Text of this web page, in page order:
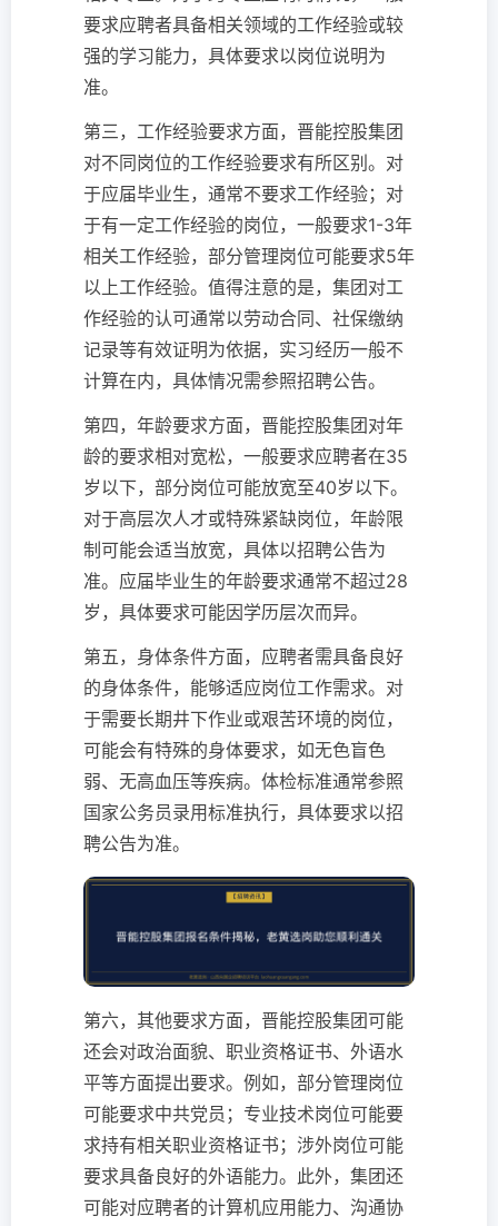
要求应聘者具备相关领域的工作经验或较
强的学习能力，具体要求以岗位说明为
准。
第三，工作经验要求方面，晋能控股集团
对不同岗位的工作经验要求有所区别。对
于应届毕业生，通常不要求工作经验；对
于有一定工作经验的岗位，一般要求1-3年
相关工作经验，部分管理岗位可能要求5年
以上工作经验。值得注意的是，集团对工
作经验的认可通常以劳动合同、社保缴纳
记录等有效证明为依据，实习经历一般不
计算在内，具体情况需参照招聘公告。
第四，年龄要求方面，晋能控股集团对年
龄的要求相对宽松，一般要求应聘者在35
岁以下，部分岗位可能放宽至40岁以下。
对于高层次人才或特殊紧缺岗位，年龄限
制可能会适当放宽，具体以招聘公告为
准。应届毕业生的年龄要求通常不超过28
岁，具体要求可能因学历层次而异。
第五，身体条件方面，应聘者需具备良好
的身体条件，能够适应岗位工作需求。对
于需要长期井下作业或艰苦环境的岗位，
可能会有特殊的身体要求，如无色盲色
弱、无高血压等疾病。体检标准通常参照
国家公务员录用标准执行，具体要求以招
聘公告为准。
第六，其他要求方面，晋能控股集团可能
还会对政治面貌、职业资格证书、外语水
平等方面提出要求。例如，部分管理岗位
可能要求中共党员；专业技术岗位可能要
求持有相关职业资格证书；涉外岗位可能
要求具备良好的外语能力。此外，集团还
可能对应聘者的计算机应用能力、沟通协